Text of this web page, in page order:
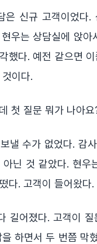
은 신규 고객이었다.
우는 상담실에 앉아
했다. 예전 같으면
이다.
첫 질문 뭐가 나아요
낼 수가 없었다. 감
닌 것 같았다. 현우
다. 고객이 들어왔다.
길어졌다. 고객이
하면서 두 번쯤 막